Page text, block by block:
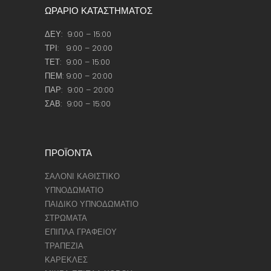
ΩΡΑΡΙΟ ΚΑΤΑΣΤΗΜΑΤΟΣ
ΔΕΥ: 9:00 – 15:00
ΤΡΙ: 9:00 – 20:00
ΤΕΤ: 9:00 – 15:00
ΠΕΜ: 9:00 – 20:00
ΠΑΡ: 9:00 – 20:00
ΣΑΒ: 9:00 – 15:00
ΠΡΟΪΟΝΤΑ
ΣΑΛΟΝΙ ΚΑΘΙΣΤΙΚΟ
ΥΠΝΟΔΩΜΑΤΙΟ
ΠΑΙΔΙΚΟ ΥΠΝΟΔΩΜΑΤΙΟ
ΣΤΡΩΜΑΤΑ
ΕΠΙΠΛΑ ΓΡΑΦΕΙΟΥ
ΤΡΑΠΕΖΙΑ
ΚΑΡΕΚΛΕΣ